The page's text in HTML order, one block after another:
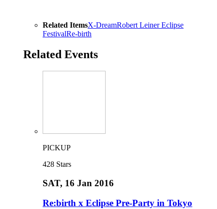
Related ItemsX-DreamRobert LeinerEclipse
FestivalRe-birth
Related Events
PICKUP
428 Stars
SAT, 16 Jan 2016
Re:birth x Eclipse Pre-Party in Tokyo